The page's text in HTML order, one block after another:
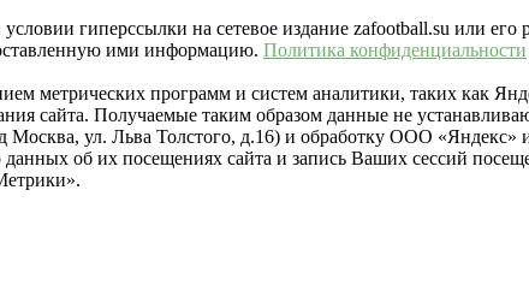
гиперссылки на сетевое издание zafootball.su или
ими информацию. Политика конфиденциальности
метрических программ и систем аналитики, таких как
сайта. Получаемые таким образом данные не
Москва, ул. Льва Толстого, д.16) и обработку ООО
об их посещениях сайта и запись Ваших сессий